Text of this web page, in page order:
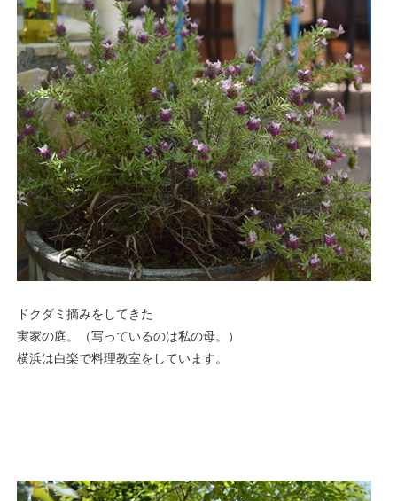
ドクダミ摘みをしてきた
実家の庭。（写っているのは私の母。）
横浜は白楽で料理教室をしています。